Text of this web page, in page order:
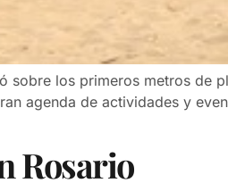
sobre los primeros metros de
agenda de actividades y
Rosario